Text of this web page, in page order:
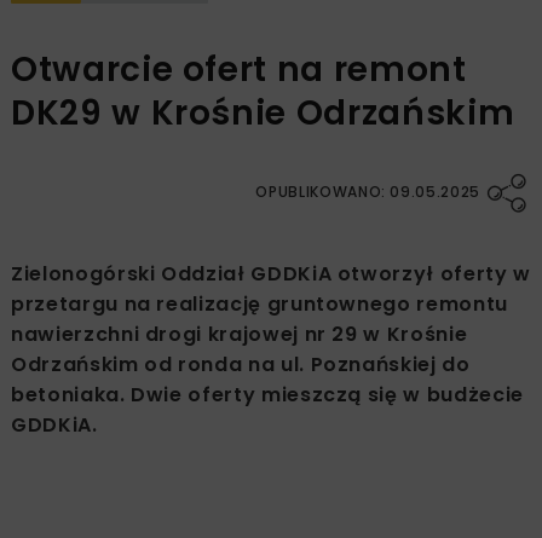
Otwarcie ofert na remont
DK29 w Krośnie Odrzańskim
OPUBLIKOWANO: 09.05.2025
Zielonogórski Oddział GDDKiA otworzył oferty w
przetargu na realizację gruntownego remontu
nawierzchni drogi krajowej nr 29 w Krośnie
Odrzańskim od ronda na ul. Poznańskiej do
betoniaka. Dwie oferty mieszczą się w budżecie
GDDKiA.